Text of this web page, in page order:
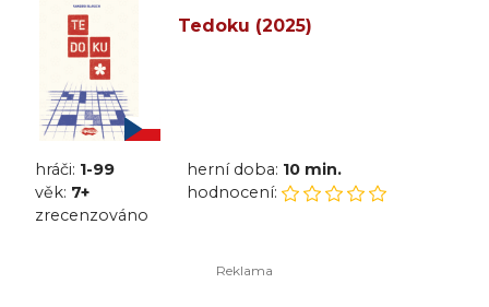
Tedoku (2025)
hráči: 1-99 herní doba: 10 min.
věk: 7+
hodnocení:
zrecenzováno